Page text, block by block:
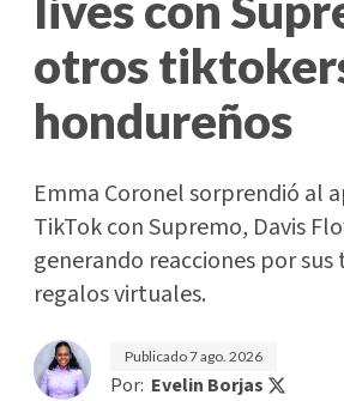
otros
hondureños
Emma Coronel sorprendió al
TikTok con Supremo, Davis
generando reacciones por sus
regalos virtuales.
Publicado7 ago. 2026
Por: Evelin Borjas